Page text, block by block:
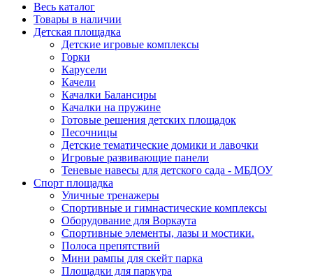
Весь каталог
Товары в наличии
Детская площадка
Детские игровые комплексы
Горки
Карусели
Качели
Качалки Балансиры
Качалки на пружине
Готовые решения детских площадок
Песочницы
Детские тематические домики и лавочки
Игровые развивающие панели
Теневые навесы для детского сада - МБДОУ
Спорт площадка
Уличные тренажеры
Спортивные и гимнастические комплексы
Оборудование для Воркаута
Спортивные элементы, лазы и мостики.
Полоса препятствий
Мини рампы для скейт парка
Площадки для паркура